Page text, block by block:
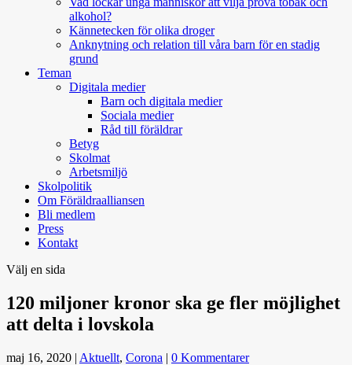
alkohol?
Kännetecken för olika droger
Anknytning och relation till våra barn för en stadig
grund
Teman
Digitala medier
Barn och digitala medier
Sociala medier
Råd till föräldrar
Betyg
Skolmat
Arbetsmiljö
Skolpolitik
Om Föräldraalliansen
Bli medlem
Press
Kontakt
Välj en sida
120 miljoner kronor ska ge fler möjlighet
att delta i lovskola
maj 16, 2020 | Aktuellt, Corona | 0 Kommentarer